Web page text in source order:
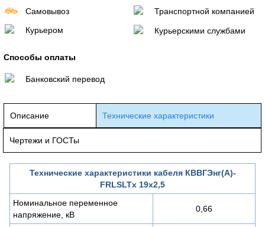
Самовывоз
Курьером
Транспортной компанией
Курьерскими службами
Способы оплаты
Банковский перевод
Описание Технические характеристики
Чертежи и ГОСТы
Технические характеристики кабеля КВВГЭнг(А)-
FRLSLTx 19х2,5
Номинальное переменное
напряжение, кВ
0,66